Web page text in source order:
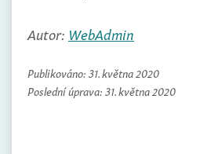
Autor: WebAdmin
Publikováno: 31. května 2020
Poslední úprava: 31. května 2020